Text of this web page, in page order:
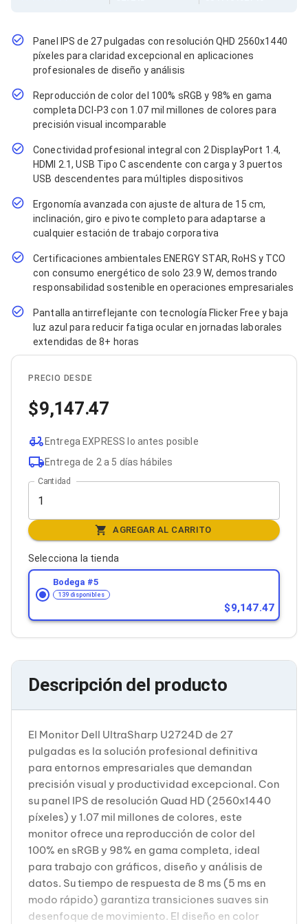
Jacks de Red
Conectores
Tapas y Cajas
Pinzas Ponchadoras
Probadores de Cable
Cortadoras de Cable
Protectores para Cables
Cables para Impresoras
Bobinas
Cableado Estructurado
Sujetadores de Cables
Cinchos
Adaptadores
Adaptadores PC
Adaptadores PC USB
Adaptadores PC Serial
Adaptadores PC SATA
Adaptadores PC IDE
Adaptadores PC Teclado
Bluetooth
Adaptadores Video
Adaptadores Video DisplayPort
Divisores de Video
Adaptadores Video HDMI
Adaptadores Video DVI
Adaptadores Video VGA / HD15
Adaptadores Audio
Adaptadores Audio AUX
Adaptadores Audio USB
Dispositivos de Entrada
Teclados
Teclados Numéricos
Controles de Juego para PC
Servidores
Accesorios para Servidores
Racks y Gabinetes
Cableado Estructurado para Servidores
Cables KVM
Enfriamiento para Servidores
Soportes y Paneles
Sistemas Operativos para Servidores
Ultrium
Discos Duros / SSD / NAS
Accesorios para Discos Duros
Gabinetes de Discos Duros
Discos Duros Externos
Discos Duros para NAS
Discos Duros para Videovigilancia
Discos Duros para Servidores
Accesorios para SSD
Gabinetes para SSD
Almacenamiento MSA
Discos Duros Internos para PC
Discos Duros Internos para Laptop
Monitores
Panel IPS de 27 pulgadas con resolución QHD 2560x1440
píxeles para claridad excepcional en aplicaciones
profesionales de diseño y análisis
Reproducción de color del 100% sRGB y 98% en gama
completa DCI-P3 con 1.07 mil millones de colores para
precisión visual incomparable
Conectividad profesional integral con 2 DisplayPort 1.4,
HDMI 2.1, USB Tipo C ascendente con carga y 3 puertos
USB descendentes para múltiples dispositivos
Ergonomía avanzada con ajuste de altura de 15 cm,
inclinación, giro e pivote completo para adaptarse a
cualquier estación de trabajo corporativa
Certificaciones ambientales ENERGY STAR, RoHS y TCO
con consumo energético de solo 23.9 W, demostrando
responsabilidad sostenible en operaciones empresariales
Pantalla antirreflejante con tecnología Flicker Free y baja
luz azul para reducir fatiga ocular en jornadas laborales
extendidas de 8+ horas
PRECIO DESDE
9,147.47
Entrega EXPRESS lo antes posible
Entrega de 2 a 5 días hábiles
Cantidad
AGREGAR AL CARRITO
Selecciona la tienda
Bodega #5
139 disponibles
9,147.47
Descripción del producto
El Monitor Dell UltraSharp U2724D de 27
pulgadas es la solución profesional definitiva
para entornos empresariales que demandan
precisión visual y productividad excepcional. Con
su panel IPS de resolución Quad HD (2560x1440
píxeles) y 1.07 mil millones de colores, este
monitor ofrece una reproducción de color del
100% en sRGB y 98% en gama completa, ideal
para trabajo con gráficos, diseño y análisis de
datos. Su tiempo de respuesta de 8 ms (5 ms en
modo rápido) garantiza transiciones suaves sin
desenfoque de movimiento. El diseño en color